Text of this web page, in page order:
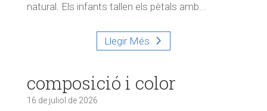
natural. Els infants tallen els pètals amb...
Llegir Més
composició i color
16 de juliol de 2026